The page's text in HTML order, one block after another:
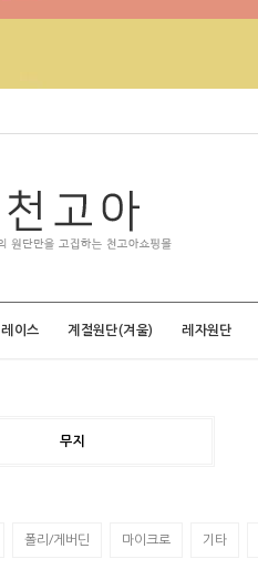
레이스 계절원단(겨울) 레자원단
무지
폴리/게버딘 마이크로 기타